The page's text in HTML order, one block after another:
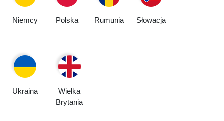
Niemcy Polska Rumunia Słowacja
Ukraina
Wielka
Brytania